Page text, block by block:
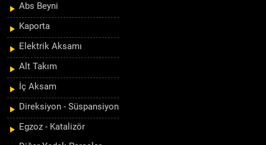
Abs Beyni
Kaporta
Elektrik Aksamı
Alt Takım
İç Aksam
Direksiyon - Süspansiyon
Egzoz - Katalizör